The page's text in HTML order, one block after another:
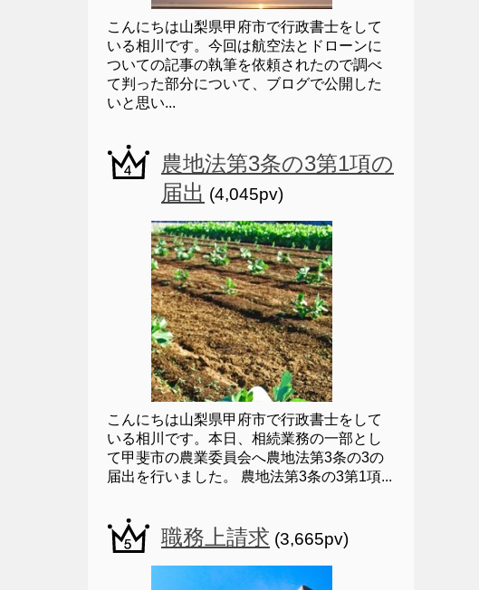
こんにちは山梨県甲府市で行政書士をして
いる相川です。今回は航空法とドローンに
ついての記事の執筆を依頼されたので調べ
て判った部分について、ブログで公開した
いと思い...
農地法第3条の3第1項の
届出 (4,045pv)
こんにちは山梨県甲府市で行政書士をして
いる相川です。本日、相続業務の一部とし
て甲斐市の農業委員会へ農地法第3条の3の
届出を行いました。 農地法第3条の3第1項...
職務上請求 (3,665pv)